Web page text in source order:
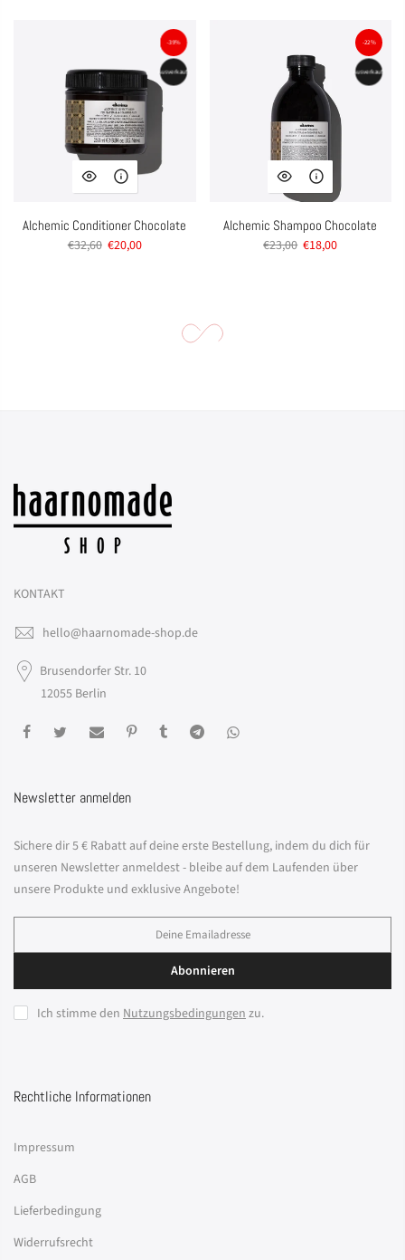
-39%
Ausverkauft
Alchemic Conditioner Chocolate
€32,60 €20,00
-22%
Ausverkauft
Alchemic Shampoo Chocolate
€23,00 €18,00
KONTAKT
hello@haarnomade-shop.de
Brusendorfer Str. 10
12055 Berlin
Newsletter anmelden
Sichere dir 5 € Rabatt auf deine erste Bestellung, indem du dich für
unseren Newsletter anmeldest - bleibe auf dem Laufenden über
unsere Produkte und exklusive Angebote!
Abonnieren
Ich stimme den Nutzungsbedingungenzu.
Rechtliche Informationen
Impressum
AGB
Lieferbedingung
Widerrufsrecht